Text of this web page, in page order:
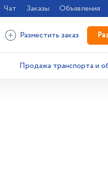
Чат Заказы Объявления
Разместить заказ
Продажа транспорта и